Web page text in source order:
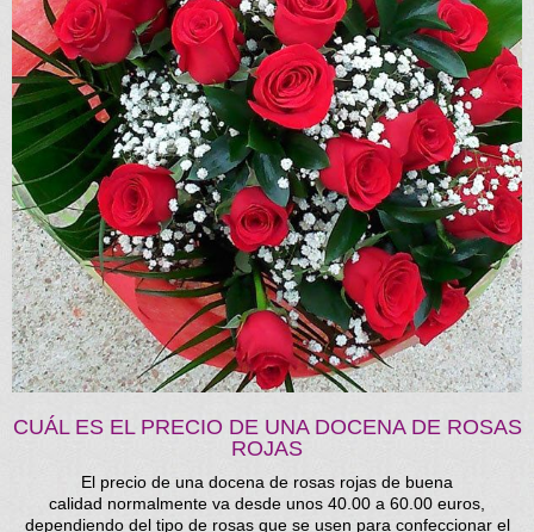
CUÁL ES EL PRECIO DE UNA DOCENA DE ROSAS
ROJAS
El precio de una docena de rosas rojas de buena
calidad normalmente va desde unos 40.00 a 60.00 euros,
dependiendo del tipo de rosas que se usen para confeccionar el